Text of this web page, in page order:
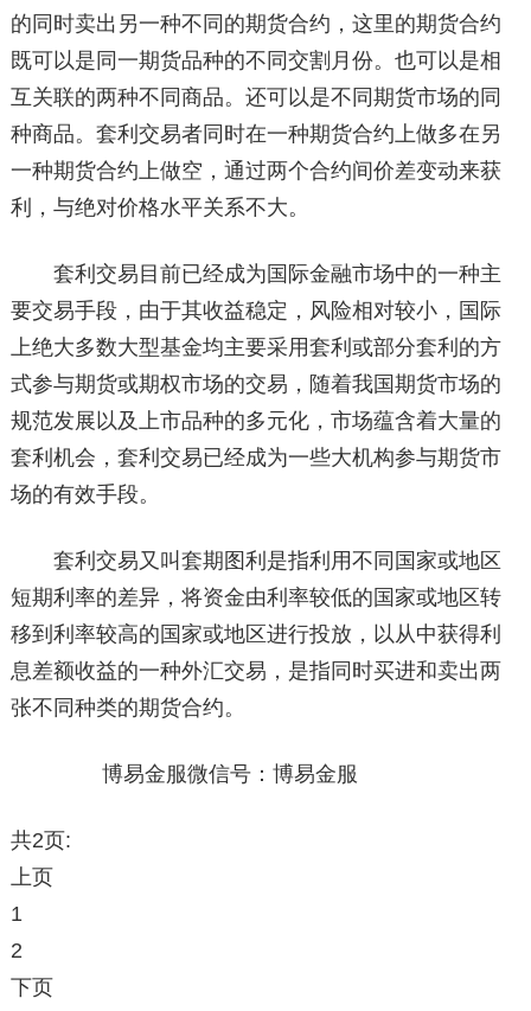
的同时卖出另一种不同的期货合约，这里的期货合约
既可以是同一期货品种的不同交割月份。也可以是相
互关联的两种不同商品。还可以是不同期货市场的同
种商品。套利交易者同时在一种期货合约上做多在另
一种期货合约上做空，通过两个合约间价差变动来获
利，与绝对价格水平关系不大。
套利交易目前已经成为国际金融市场中的一种主
要交易手段，由于其收益稳定，风险相对较小，国际
上绝大多数大型基金均主要采用套利或部分套利的方
式参与期货或期权市场的交易，随着我国期货市场的
规范发展以及上市品种的多元化，市场蕴含着大量的
套利机会，套利交易已经成为一些大机构参与期货市
场的有效手段。
套利交易又叫套期图利是指利用不同国家或地区
短期利率的差异，将资金由利率较低的国家或地区转
移到利率较高的国家或地区进行投放，以从中获得利
息差额收益的一种外汇交易，是指同时买进和卖出两
张不同种类的期货合约。
博易金服微信号：博易金服
共2页:
上页
1
2
下页